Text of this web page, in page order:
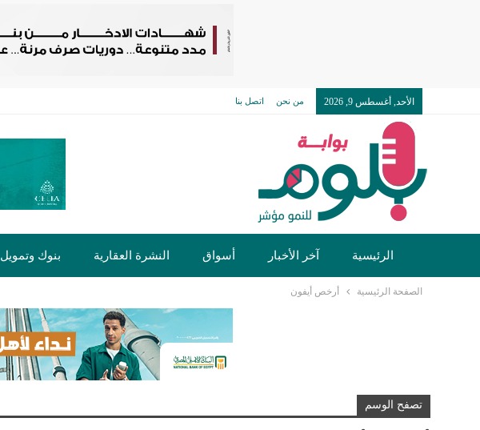
الأحد, أغسطس 9, 2026 من نحن اتصل بنا
الرئيسية آخر الأخبار أسواق النشرة العقارية بنوك وتمويل
الصفحة الرئيسية أرخص أيفون
تصفح الوسم